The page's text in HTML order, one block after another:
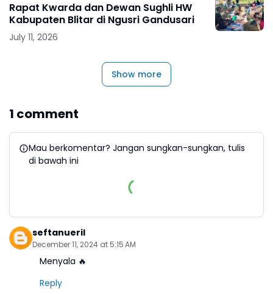
Rapat Kwarda dan Dewan Sughli HW
Kabupaten Blitar di Ngusri Gandusari
July 11, 2026
Show more
1 comment
Mau berkomentar? Jangan sungkan-sungkan, tulis
di bawah ini
seftanueril
December 11, 2024 at 5:15 AM
Menyala 🔥
Reply